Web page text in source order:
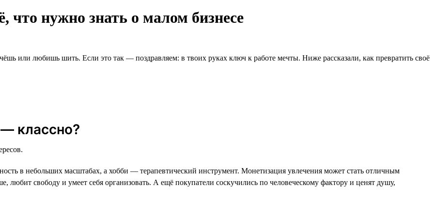
что нужно знать о малом бизнесе
или любишь шить. Если это так — поздравляем: в твоих руках ключ к работе мечты. Ниже рассказали, как превратить своё
классно?
в небольших масштабах, а хобби — терапевтический инструмент. Монетизация увлечения может стать отличным
любит свободу и умеет себя организовать. А ещё покупатели соскучились по человеческому фактору и ценят душу,